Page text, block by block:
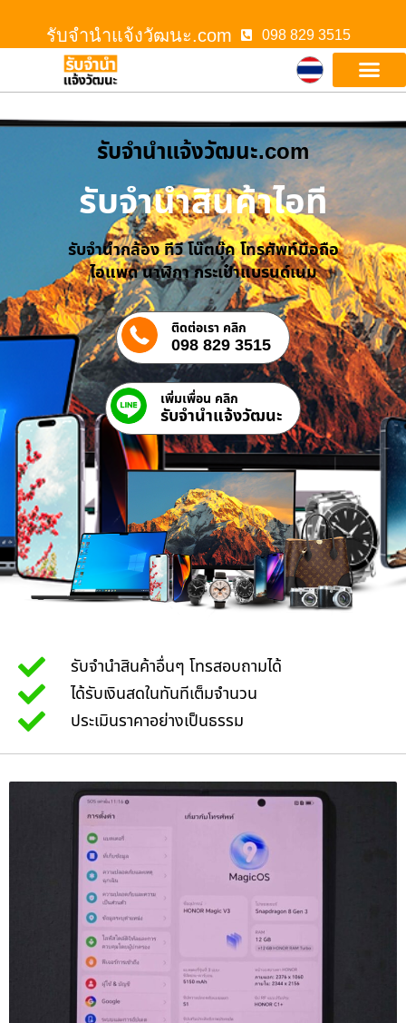
รับจํานําแจ้งวัฒนะ.com 098 829 3515
รับจํานําแจ้งวัฒนะ.com
รับจำนำสินค้าไอที
รับจำนำกล้อง ทีวี โน๊ตบุ๊ค โทรศัพท์มือถือ
ไอแพด นาฬิกา กระเป๋าแบรนด์เนม
ติดต่อเรา คลิก
098 829 3515
เพิ่มเพื่อน คลิก
รับจํานําแจ้งวัฒนะ
รับจำนำสินค้าอื่นๆ โทรสอบถามได้
ได้รับเงินสดในทันทีเต็มจำนวน
ประเมินราคาอย่างเป็นธรรม